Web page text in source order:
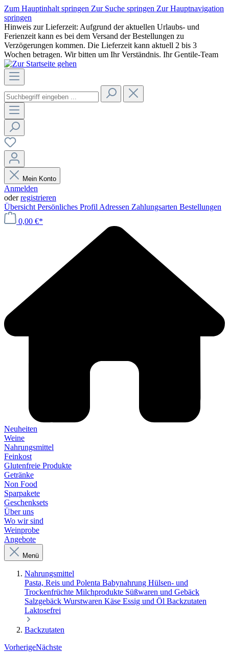
Zum Hauptinhalt springen Zur Suche springen Zur Hauptnavigation
springen
Hinweis zur Lieferzeit: Aufgrund der aktuellen Urlaubs- und
Ferienzeit kann es bei dem Versand der Bestellungen zu
Verzögerungen kommen. Die Lieferzeit kann aktuell 2 bis 3
Wochen betragen. Wir bitten um Ihr Verständnis. Ihr Gentile-Team
Mein Konto
Anmelden
oderregistrieren
Übersicht Persönliches Profil Adressen Zahlungsarten Bestellungen
0,00 €*
Neuheiten
Weine
Nahrungsmittel
Feinkost
Glutenfreie Produkte
Getränke
Non Food
Sparpakete
Geschenksets
Über uns
Wo wir sind
Weinprobe
Angebote
Menü
Nahrungsmittel
Pasta, Reis und Polenta Babynahrung Hülsen- und
Trockenfrüchte Milchprodukte Süßwaren und Gebäck
Salzgebäck Wurstwaren Käse Essig und Öl Backzutaten
Laktosefrei
Backzutaten
VorherigeNächste